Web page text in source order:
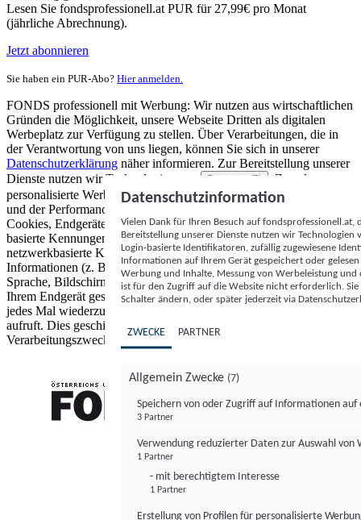
Lesen Sie fondsprofessionell.at PUR für 27,99€ pro Monat
(jährliche Abrechnung).
Jetzt abonnieren
Sie haben ein PUR-Abo? Hier anmelden.
FONDS professionell mit Werbung: Wir nutzen aus wirtschaftlichen
Gründen die Möglichkeit, unsere Webseite Dritten als digitalen
Werbeplatz zur Verfügung zu stellen. Über Verarbeitungen, die in
der Verantwortung von uns liegen, können Sie sich in unserer
Datenschutzerklärung näher informieren. Zur Bereitstellung unserer
Dienste nutzen wir Technologien von
Partnern (5)
. Zwecke:
personalisierte Werbung und Inhalte, Messung von Werbeleistung
und der Performance von Inhalten sowie Zielgruppenforschung.
Cookies, Endgeräte- oder ähnliche Online-Kennungen (z. B. login-
basierte Kennungen, zufällig generierte Kennungen,
netzwerkbasierte Kennungen) können zusammen mit anderen
Informationen (z. B. Browsertyp und Browserinformationen,
Sprache, Bildschirmgröße, unterstützte Technologien usw.) auf
Ihrem Endgerät gespeichert oder von dort ausgelesen werden, um es
jedes Mal wiederzuerkennen, wenn es eine App oder einer Webseite
aufruft. Dies geschieht für einen oder mehrere der hier aufgeführten
Verarbeitungszwecke.
Datenschutzinformation
Vielen Dank für Ihren Besuch auf
Bereitstellung unserer Dienste nutzen wir Technologien
Login-basierte Identifikatoren, zufällig zugewiesene
Informationen auf Ihrem Gerät gespeichert oder
Werbung und Inhalte, Messung von Werbeleistung
ist für den Zugriff auf die Website nicht erforderlich.
Schalter ändern, oder später jederzeit via
ZWECKE PARTNER
Allgemein Zwecke (7)
Speichern von oder Zugriff auf Informationen auf
3 Partner
Verwendung reduzierter Daten zur Auswahl von
1 Partner
- mit berechtigtem Interesse
1 Partner
Erstellung von Profilen für personalisierte
FONDS professionell